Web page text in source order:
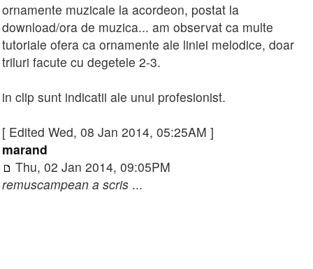
ornamente muzicale la acordeon, postat la
download/ora de muzica... am observat ca multe
tutoriale ofera ca ornamente ale liniei melodice, doar
triluri facute cu degetele 2-3.
in clip sunt indicatii ale unui profesionist.
[ Edited Wed, 08 Jan 2014, 05:25AM ]
marand
Thu, 02 Jan 2014, 09:05PM
remuscampean a scris ...